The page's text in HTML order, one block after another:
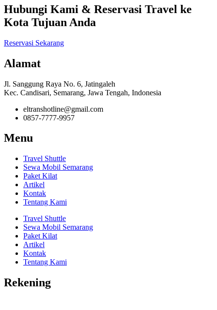
Hubungi Kami & Reservasi Travel ke
Kota Tujuan Anda
Reservasi Sekarang
Alamat
Jl. Sanggung Raya No. 6, Jatingaleh
Kec. Candisari, Semarang, Jawa Tengah, Indonesia
eltranshotline@gmail.com
0857-7777-9957
Menu
Travel Shuttle
Sewa Mobil Semarang
Paket Kilat
Artikel
Kontak
Tentang Kami
Travel Shuttle
Sewa Mobil Semarang
Paket Kilat
Artikel
Kontak
Tentang Kami
Rekening